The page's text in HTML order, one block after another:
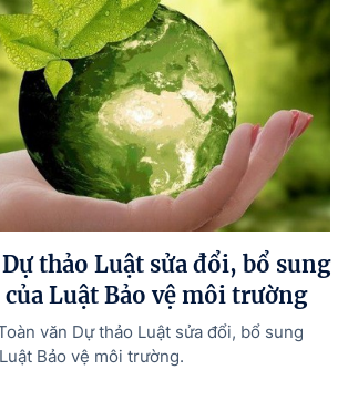
sách
ý
kế
sống
hiện chính sách
tư nhân và doanh nghiệp dân tộc
trị Nông sản
tộc
thảo Luật sửa đổi, bổ sung
Luật Bảo vệ môi trường
văn Dự thảo Luật sửa đổi, bổ sung
Bảo vệ môi trường.